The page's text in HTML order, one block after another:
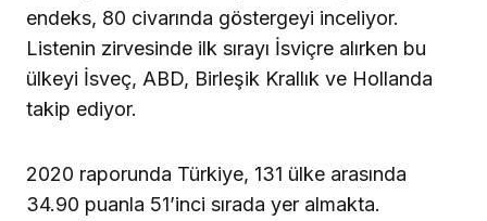
endeks, 80 civarında göstergeyi inceliyor.
Listenin zirvesinde ilk sırayı İsviçre alırken bu
ülkeyi İsveç, ABD, Birleşik Krallık ve Hollanda
takip ediyor.
2020 raporunda Türkiye, 131 ülke arasında
34.90 puanla 51’inci sırada yer almakta.